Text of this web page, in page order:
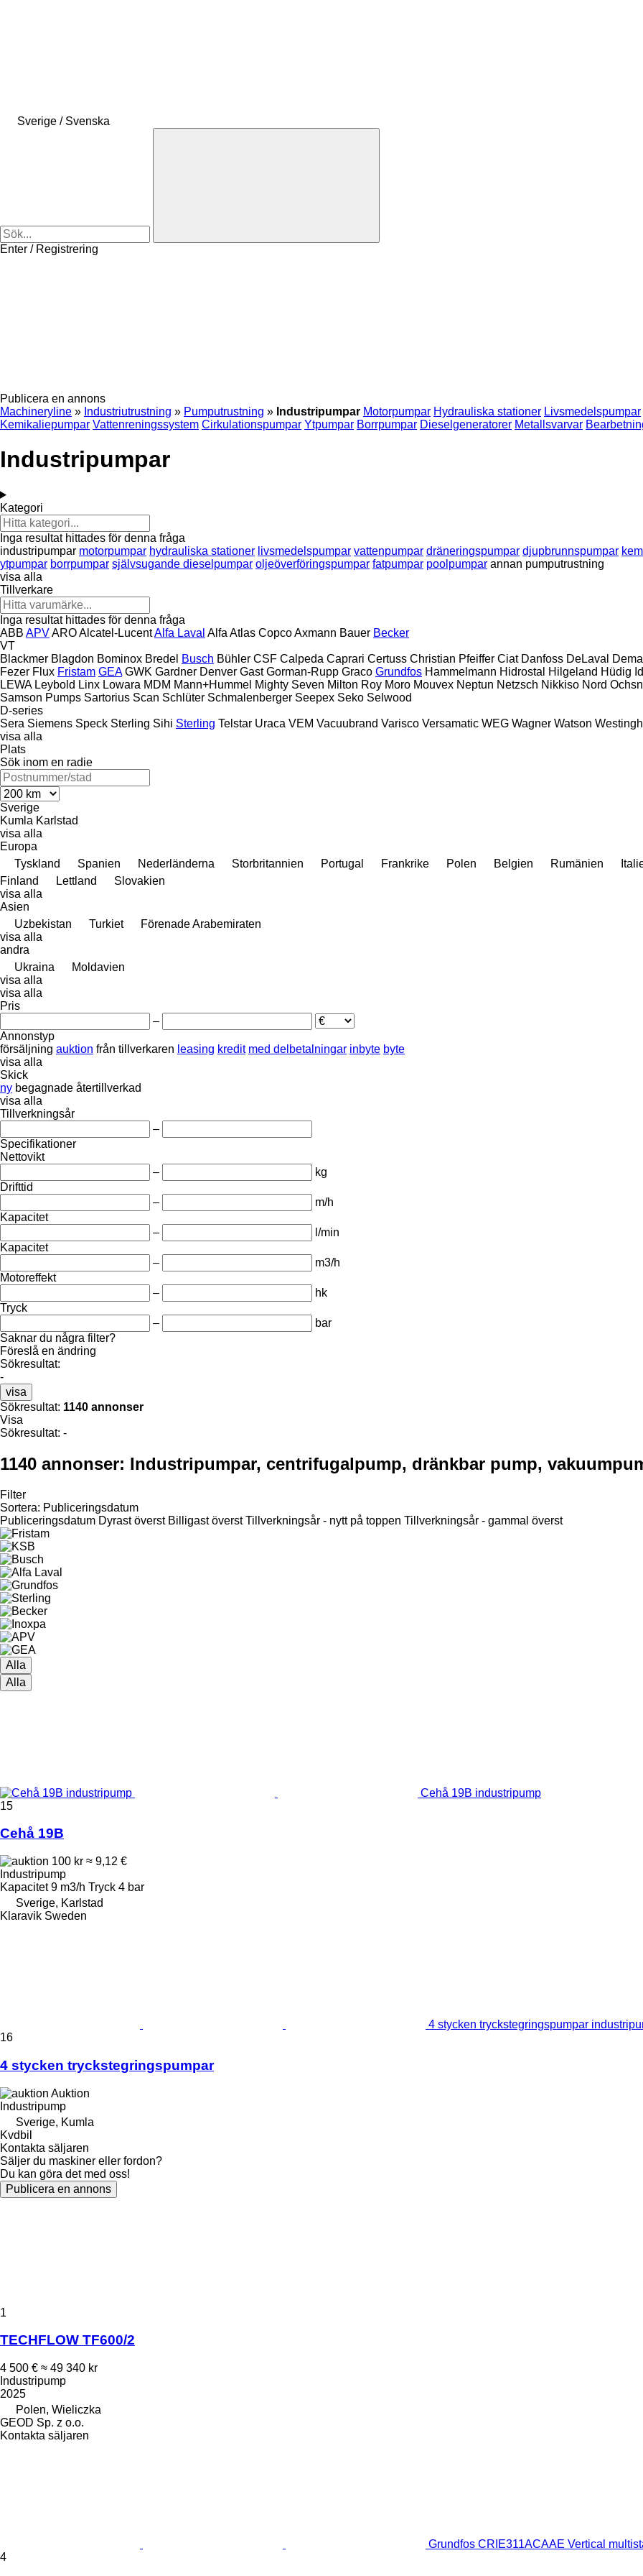
Sverige / Svenska
Enter / Registrering
Publicera en annons
Machineryline » Industriutrustning » Pumputrustning » Industripumpar Motorpumpar Hydrauliska stationer Livsmedelspumpar
Kemikaliepumpar Vattenreningssystem Cirkulationspumpar Ytpumpar Borrpumpar Dieselgeneratorer Metallsvarvar
Industripumpar
Kategori
Inga resultat hittades för denna fråga
industripumpar motorpumpar hydrauliska stationer livsmedelspumpar vattenpumpar dräneringspumpar djupbrunnspumpar
ytpumpar borrpumpar självsugande dieselpumpar oljeöverföringspumpar fatpumpar poolpumpar annan pumputrustning
visa alla
Tillverkare
Inga resultat hittades för denna fråga
ABB APVAROAlcatel-LucentAlfa Laval Alfa Atlas CopcoAxmann Bauer Becker
VT
Blackmer Blagdon Bominox Bredel Busch Bühler CSF Calpeda Caprari Certuss Christian Pfeiffer Ciat Danfoss DeLaval
Fezer Flux Fristam GEA GWK Gardner Denver Gast Gorman-Rupp Graco Grundfos Hammelmann Hidrostal Hilgeland Hüdig
LEWA Leybold Linx Lowara MDM Mann+Hummel Mighty Seven Milton Roy Moro Mouvex Neptun Netzsch Nikkiso Nord
Samson Pumps Sartorius Scan Schlüter Schmalenberger Seepex Seko Selwood
D-series
Sera Siemens Speck Sterling Sihi Sterling Telstar Uraca VEM Vacuubrand Varisco Versamatic WEG Wagner Watson
visa alla
Plats
Sök inom en radie
Sverige
Kumla Karlstad
visa alla
Europa
Tyskland
Spanien Nederländerna Storbritannien Portugal Frankrike Polen Belgien Rumänien
Finland
Lettland
Slovakien
visa alla
Asien
Uzbekistan
Turkiet
Förenade Arabemiraten
visa alla
andra
Ukraina
Moldavien
visa alla
visa alla
Pris
–
Annonstyp
försäljning auktion från tillverkaren leasing kredit med delbetalningar inbyte byte
visa alla
Skick
ny begagnade återtillverkad
visa alla
Tillverkningsår
–
Specifikationer
Nettovikt
–
kg
Drifttid
–
m/h
Kapacitet
–
l/min
Kapacitet
–
m3/h
Motoreffekt
–
hk
Tryck
–
bar
Saknar du några filter?
Föreslå en ändring
Sökresultat:
-
visa
Sökresultat: 1140 annonser
Visa
Sökresultat: -
1140 annonser: Industripumpar, centrifugalpump, dränkbar pump,
Filter
Sortera: Publiceringsdatum
Publiceringsdatum Dyrast överst Billigast överst Tillverkningsår - nytt på toppen Tillverkningsår - gammal överst
Alla
Alla
Cehå 19B industripump
15
Cehå 19B
100 kr ≈ 9,12 €
Industripump
Kapacitet 9 m3/h Tryck 4 bar
Sverige, Karlstad
Klaravik Sweden
4 stycken tryckstegringspumpar
16
4 stycken tryckstegringspumpar
Auktion
Industripump
Sverige, Kumla
Kvdbil
Kontakta säljaren
Säljer du maskiner eller fordon?
Du kan göra det med oss!
Publicera en annons
1
TECHFLOW TF600/2
4 500 € ≈ 49 340 kr
Industripump
2025
Polen, Wieliczka
GEOD Sp. z o.o.
Kontakta säljaren
Grundfos CRIE311ACAAE Vertical
4